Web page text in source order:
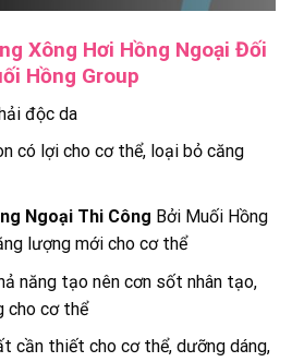
Xông Hơi Hồng Ngoại Đối
Hồng Group
độc da
có lợi cho cơ thể, loại bỏ căng
Ngoại Thi Công Bởi Muối Hồng
lượng mới cho cơ thể
năng tạo nên cơn sốt nhân tạo,
cho cơ thể
cần thiết cho cơ thể, dưỡng dáng,